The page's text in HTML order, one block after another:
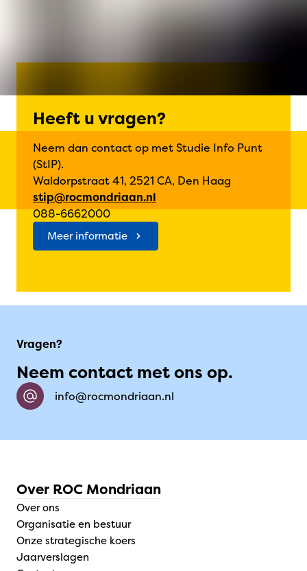
Heeft u vragen?
Neem dan contact op met Studie Info Punt
(StIP).
Waldorpstraat 41, 2521 CA, Den Haag
stip@rocmondriaan.nl
088-6662000
Meer informatie
Vragen?
Neem contact met ons op.
info@rocmondriaan.nl
Over ROC Mondriaan
Over ons
Organisatie en bestuur
Onze strategische koers
Jaarverslagen